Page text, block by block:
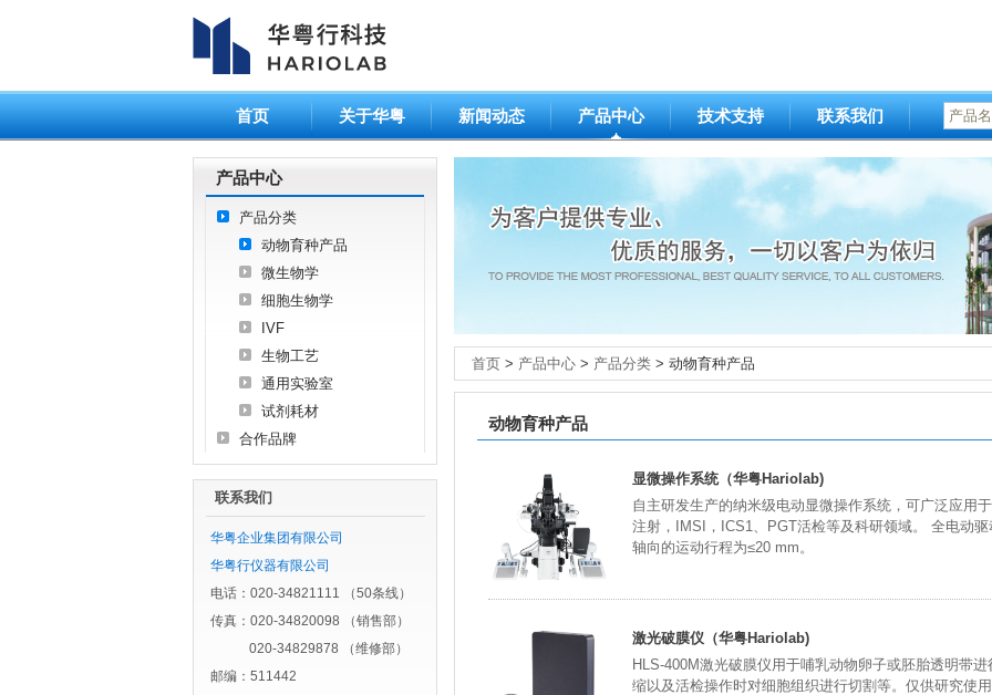
首页 关于华粤 新闻动态 产品中心 技术支持 联系我们 产品
产品中心
产品分类
动物育种产品
微生物学
细胞生物学
IVF
生物工艺
通用实验室
试剂耗材
合作品牌
联系我们
华粤企业集团有限公司
华粤行仪器有限公司
电话：020-34821111 （50条线）
传真：020-34820098 （销售部）
020-34829878 （维修部）
邮编：511442
首页 > 产品中心 > 产品分类 > 动物育种产品
动物育种产品
显微操作系统（华粤Hariolab)
自主研发生产的纳米级电动显微操作系统，可广泛应用
注射，IMSI，ICS1、PGT活检等及科研领域。 全电动
轴向的运动行程为≤20 mm。
激光破膜仪（华粤Hariolab)
HLS-400M激光破膜仪用于哺乳动物卵子或胚胎透明带
缩以及活检操作时对细胞组织进行切割等。仅供研究使